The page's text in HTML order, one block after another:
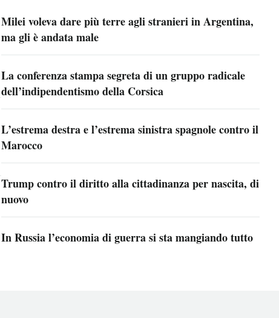
Milei voleva dare più terre agli stranieri in Argentina,
ma gli è andata male
La conferenza stampa segreta di un gruppo radicale
dell’indipendentismo della Corsica
L’estrema destra e l’estrema sinistra spagnole contro il
Marocco
Trump contro il diritto alla cittadinanza per nascita, di
nuovo
In Russia l’economia di guerra si sta mangiando tutto